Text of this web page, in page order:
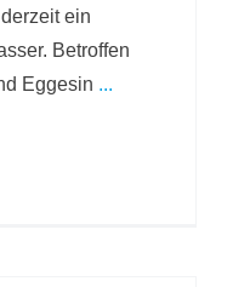
ein
Betroffen
Eggesin ...